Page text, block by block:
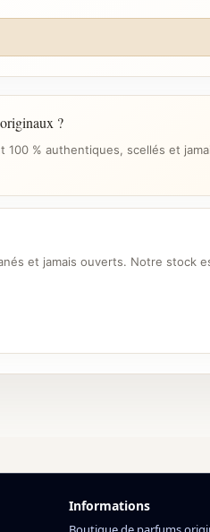
?
100 % authentiques, scellés et
et jamais ouverts. Notre stock
Informations